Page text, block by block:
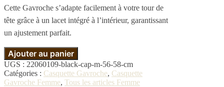
Cette Gavroche s’adapte facilement à votre tour de
tête grâce à un lacet intégré à l’intérieur, garantissant
un ajustement parfait.
Ajouter au panier
UGS : 22060109-black-cap-m-56-58-cm
Catégories : Casquette Gavroche, Casquette
Gavroche Femme, Tous les articles Femme